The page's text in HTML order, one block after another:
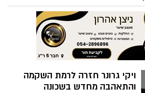
ויקי גרונר חזרה לרמת השקמה
והתאהבה מחדש בשכונה